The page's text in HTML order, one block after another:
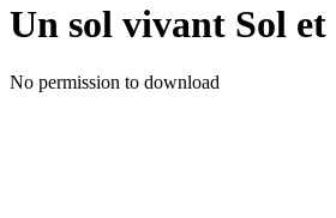
Un sol vivant Sol
No permission to download